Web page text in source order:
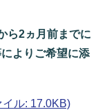
ら2ヵ月前までに
よりご希望に添
ル: 17.0KB)